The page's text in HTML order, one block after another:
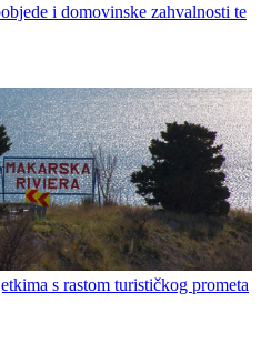
i domovinske zahvalnosti te
s rastom turističkog prometa